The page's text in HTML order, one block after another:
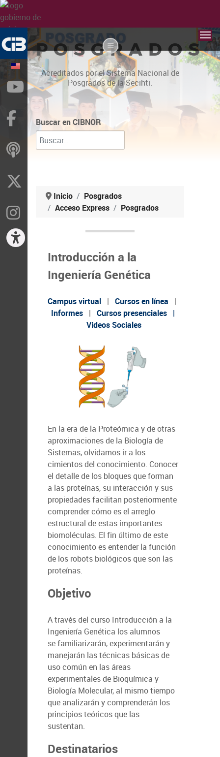
POSGRADOS
Acreditados por el Sistema Nacional de
Posgrados de la Secihti.
Buscar en CIBNOR
Inicio
Posgrados
Acceso Express
Posgrados
Introducción a la
Ingeniería Genética
Campus virtual | Cursos en línea
|
Informes | Cursos presenciales |
Videos Sociales
En la era de la Proteómica y de otras
aproximaciones de la Biología de
Sistemas, olvidamos ir a los
cimientos del conocimiento. Conocer
el detalle de los bloques que forman
a las proteínas, su interacción y sus
propiedades facilitan posteriormente
comprender cómo es el arreglo
estructural de estas importantes
biomoléculas. El fin último de este
conocimiento es entender la función
de los robots biológicos que son las
proteínas.
Objetivo
A través del curso Introducción a la
Ingeniería Genética los alumnos
se familiarizarán, experimentarán y
manejarán las técnicas básicas de
uso común en las áreas
experimentales de Bioquímica y
Biología Molecular, al mismo tiempo
que analizarán y comprenderán los
principios teóricos que las
sustentan.
Destinatarios
YouTube
Facebook
ivoox
Instragram